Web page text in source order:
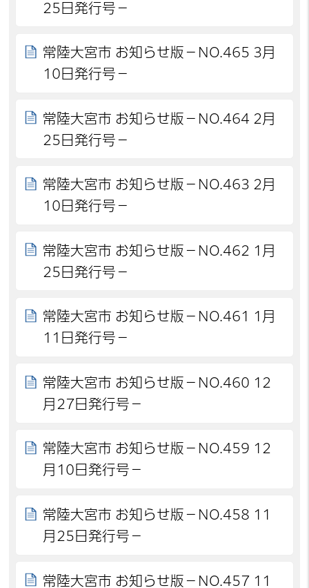
25日発行号－
常陸大宮市 お知らせ版－NO.465 3月
10日発行号－
常陸大宮市 お知らせ版－NO.464 2月
25日発行号－
常陸大宮市 お知らせ版－NO.463 2月
10日発行号－
常陸大宮市 お知らせ版－NO.462 1月
25日発行号－
常陸大宮市 お知らせ版－NO.461 1月
11日発行号－
常陸大宮市 お知らせ版－NO.460 12
月27日発行号－
常陸大宮市 お知らせ版－NO.459 12
月10日発行号－
常陸大宮市 お知らせ版－NO.458 11
月25日発行号－
常陸大宮市 お知らせ版－NO.457 11